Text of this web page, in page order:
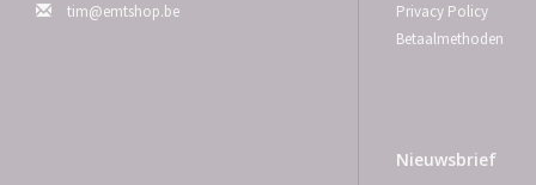
tim@emtshop.be
Privacy Policy
Betaalmethoden
Nieuwsbrief